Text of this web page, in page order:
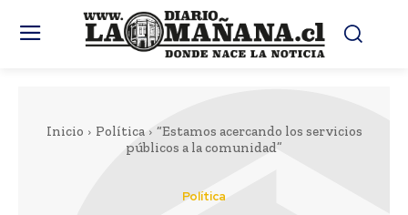
Inicio Política
“Estamos acercando los servicios
públicos a la comunidad”
Política